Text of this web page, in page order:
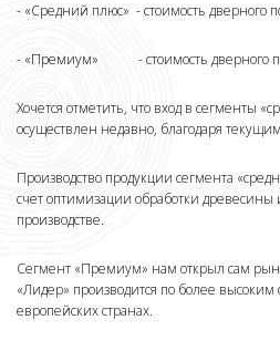
- «Средний плюс» - стоимость
- «Премиум» - стоимость дверного
Хочется отметить, что вход в сегменты
осуществлен недавно, благодаря
Производство продукции сегмента
счет оптимизации обработки
производстве.
Сегмент «Премиум» нам открыл сам
«Лидер» производится по более
европейских странах.